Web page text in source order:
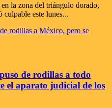
la zona del triángulo dorado,
culpable este lunes...
de rodillas a todo
el aparato judicial de los